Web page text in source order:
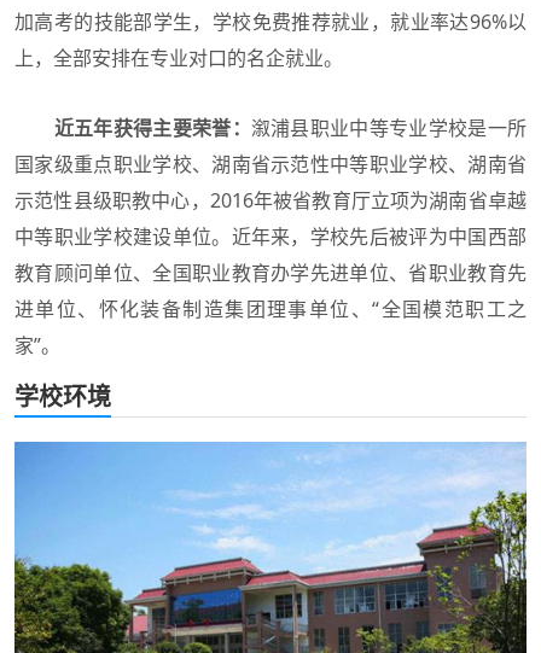
加高考的技能部学生，学校免费推荐就业，就业率达96%以
上，全部安排在专业对口的名企就业。
近五年获得主要荣誉： 溆浦县职业中等专业学校是一所
国家级重点职业学校、湖南省示范性中等职业学校、湖南省
示范性县级职教中心，2016年被省教育厅立项为湖南省卓越
中等职业学校建设单位。近年来，学校先后被评为中国西部
教育顾问单位、全国职业教育办学先进单位、省职业教育先
进单位、怀化装备制造集团理事单位、“全国模范职工之
家”。
学校环境